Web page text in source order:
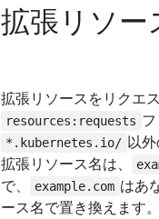
拡張リソー
拡張リソースをリクエ
resources:requests
*.kubernetes.io/ 以
拡張リソース名は、
で、
example.com はあ
ース名で置き換えます。